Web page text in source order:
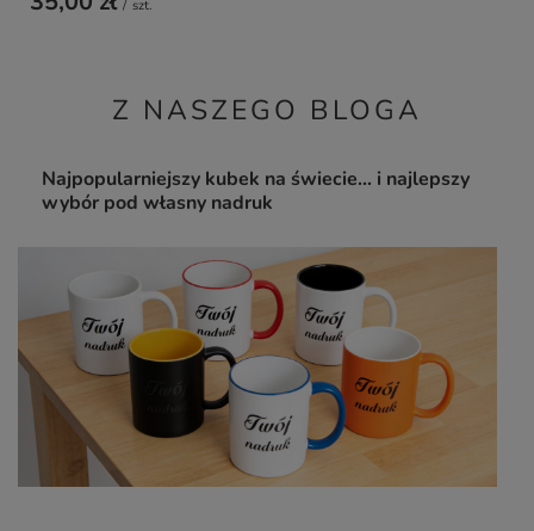
/ szt.
Z NASZEGO BLOGA
Najpopularniejszy kubek na świecie… i najlepszy
wybór pod własny nadruk